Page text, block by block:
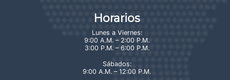
Horarios
Lunes a Viernes:
9:00 A.M. – 2:00 P.M.
3:00 P.M. – 6:00 P.M.
Sábados:
9:00 A.M. – 12:00 P.M.